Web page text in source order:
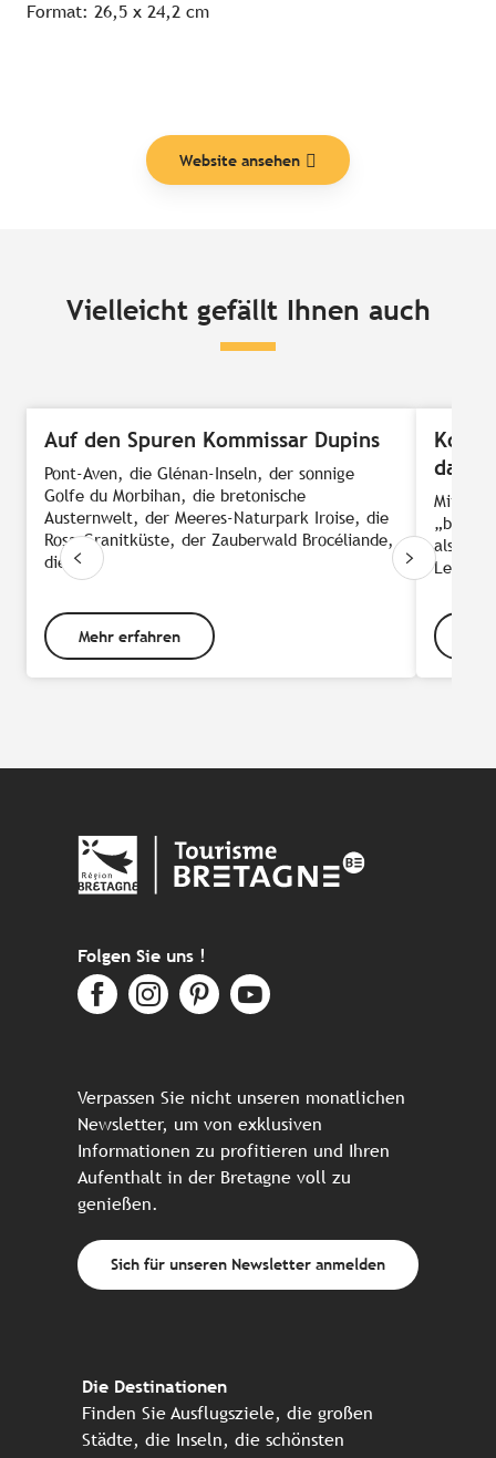
Format: 26,5 x 24,2 cm
Website ansehen
Vielleicht gefällt Ihnen auch
Auf den Spuren Kommissar Dupins
Pont-Aven, die Glénan-Inseln, der sonnige
Golfe du Morbihan, die bretonische
Austernwelt, der Meeres-Naturpark Iroise, die
Rosa Granitküste, der Zauberwald Brocéliande,
die...
Mehr erfahren
da
Mit
als
Leser
Folgen Sie uns !
Verpassen Sie nicht unseren monatlichen
Newsletter, um von exklusiven
Informationen zu profitieren und Ihren
Aufenthalt in der Bretagne voll zu
genießen.
Sich für unseren Newsletter anmelden
Die Destinationen
Finden Sie Ausflugsziele, die großen
Städte, die Inseln, die schönsten